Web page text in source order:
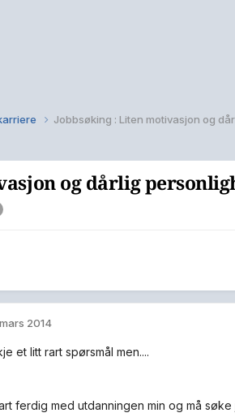
Jobbsøking : Liten motivasjon og
og dårlig
2014
et litt rart spørsmål men....
ferdig med utdanningen min og må